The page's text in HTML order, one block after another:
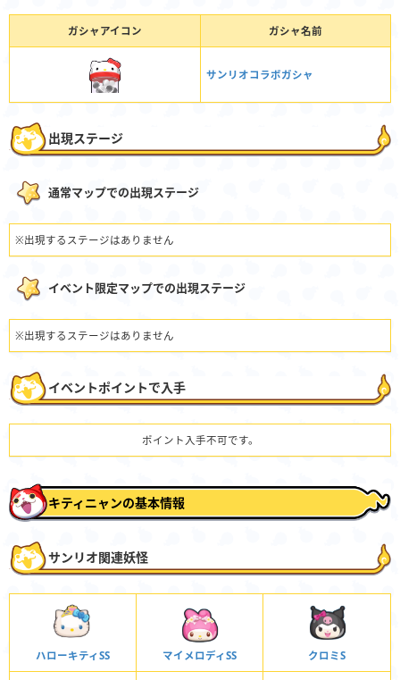
ガシャアイコン ガシャ名前
サンリオコラボガシャ
出現ステージ
通常マップでの出現ステージ
※出現するステージはありません
イベント限定マップでの出現ステージ
※出現するステージはありません
イベントポイントで入手
ポイント入手不可です。
キティニャンの基本情報
サンリオ関連妖怪
ハローキティSS マイメロディSS クロミS